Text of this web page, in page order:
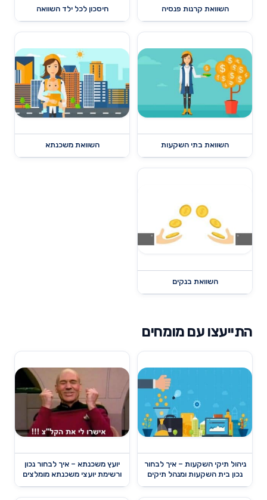
השוואת קרנות פנסיה חיסכון לכל ילד השוואה
השוואת בתי השקעות השוואת משכנתא
השוואת בנקים
התייעצו עם מומחים
ניהול תיקי השקעות – איך לבחור
נכון בית השקעות ומנהל תיקים
יועץ משכנתא – איך לבחור נכון
ורשימת יועצי משכנתא מומלצים